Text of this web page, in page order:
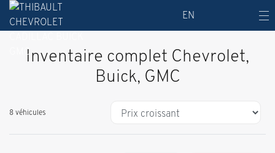
EN
Inventaire complet Chevrolet,
Buick, GMC
8 véhicules